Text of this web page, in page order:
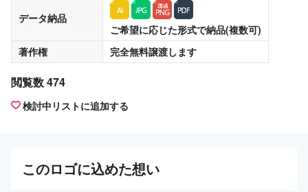
データ納品
ご希望に応じた形式で納品(複数可)
著作権
完全無料譲渡します
閲覧数 474
検討中リストに追加する
このロゴに込めた想い